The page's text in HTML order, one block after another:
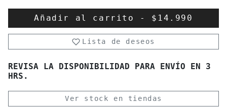
Añadir al carrito - $14.990
Lista de deseos
REVISA LA DISPONIBILIDAD PARA ENVÍO EN 3
HRS.
Ver stock en tiendas